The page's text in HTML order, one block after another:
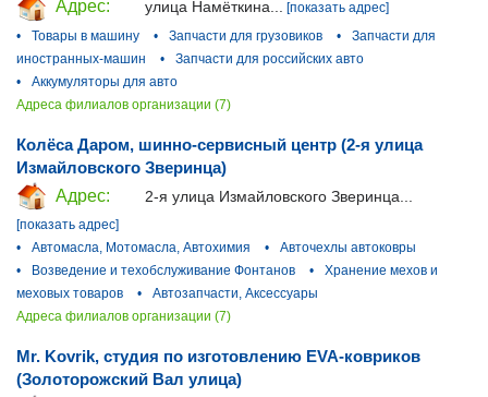
Адрес:
улица Намёткина...
[показать адрес]
•
Товары в машину • Запчасти для грузовиков •
Запчасти для
иностранных-машин
•
Запчасти для российских авто
•
Аккумуляторы для авто
Адреса филиалов организации (7)
Колёса Даром, шинно-сервисный центр (2-я улица
Измайловского Зверинца)
Адрес:
2-я улица Измайловского Зверинца...
[показать адрес]
•
Автомасла, Мотомасла, Автохимия •
Авточехлы автоковры
•
Возведение и техобслуживание Фонтанов •
Хранение мехов и
меховых товаров
•
Автозапчасти, Аксессуары
Адреса филиалов организации (7)
Mr. Kovrik, студия по изготовлению EVA-ковриков
(Золоторожский Вал улица)